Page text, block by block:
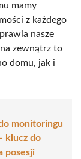
mamy
z każdego
nasze
zewnątrz to
domu, jak i
monitoringu
klucz do
posesji